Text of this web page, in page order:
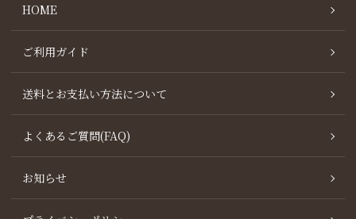
HOME
ご利用ガイド
送料とお支払い方法について
よくあるご質問(FAQ)
お知らせ